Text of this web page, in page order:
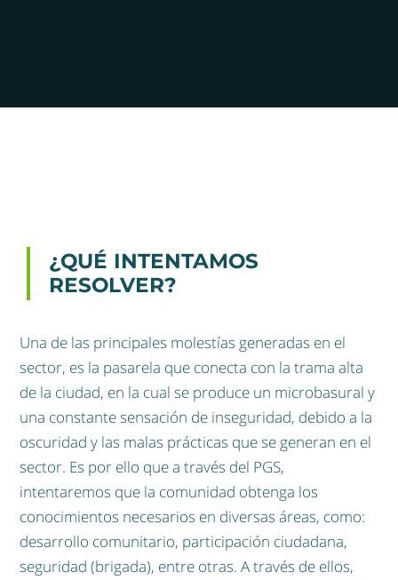
¿QUÉ INTENTAMOS
RESOLVER?
Una de las principales molestías generadas en el
sector, es la pasarela que conecta con la trama alta
de la ciudad, en la cual se produce un microbasural y
una constante sensación de inseguridad, debido a la
oscuridad y las malas prácticas que se generan en el
sector. Es por ello que a través del PGS,
intentaremos que la comunidad obtenga los
conocimientos necesarios en diversas áreas, como:
desarrollo comunitario, participación ciudadana,
seguridad (brigada), entre otras. A través de ellos,